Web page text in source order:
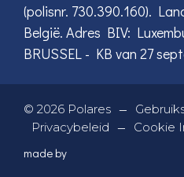
(polisnr. 730.390.160).
België. Adres BIV:
BRUSSEL - KB van 27
© 2026 Polares —
Privacybeleid — Cookie
made by